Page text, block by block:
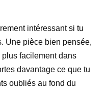
intéressant si tu
Une pièce bien pensée,
plus facilement dans
davantage ce que tu
oubliés au fond du